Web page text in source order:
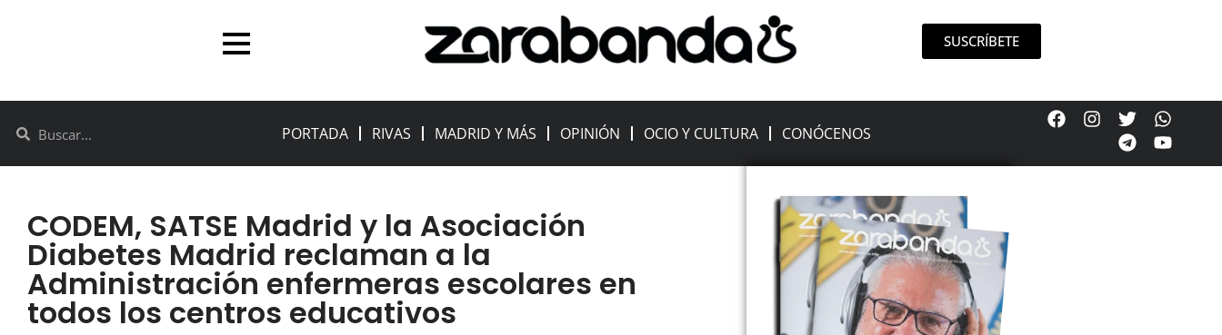
SUSCRÍBETE
PORTADA RIVAS MADRID Y MÁS OPINIÓN OCIO Y CULTURA CONÓCENOS
CODEM, SATSE Madrid y la Asociación
Diabetes Madrid reclaman a la
Administración enfermeras escolares en
todos los centros educativos